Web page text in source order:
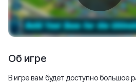
Об игре
В игре вам будет доступно большое